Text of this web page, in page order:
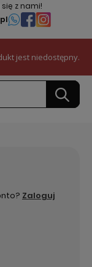
z nami!
0
dostawy:
jest niedostępny.
Zaloguj